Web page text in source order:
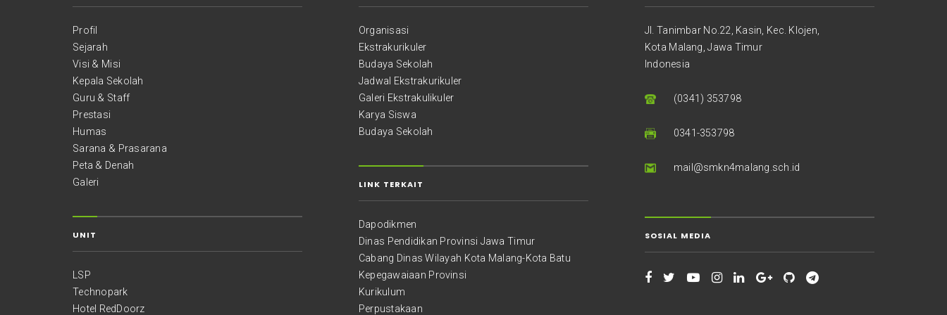
Profil
Sejarah
Visi & Misi
Kepala Sekolah
Guru & Staff
Prestasi
Humas
Sarana & Prasarana
Peta & Denah
Galeri
UNIT
LSP
Technopark
Hotel RedDoorz
Organisasi
Ekstrakurikuler
Budaya Sekolah
Jadwal Ekstrakurikuler
Galeri Ekstrakulikuler
Karya Siswa
Budaya Sekolah
LINK TERKAIT
Dapodikmen
Dinas Pendidikan Provinsi Jawa Timur
Cabang Dinas Wilayah Kota Malang-Kota Batu
Kepegawaiaan Provinsi
Kurikulum
Perpustakaan
Jl. Tanimbar No.22, Kasin, Kec. Klojen,
Kota Malang, Jawa Timur
Indonesia
(0341) 353798
0341-353798
mail@smkn4malang.sch.id
SOSIAL MEDIA